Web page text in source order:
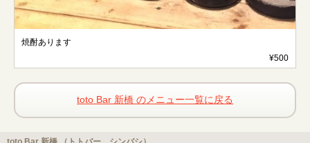
焼酎あります
¥500
toto Bar 新橋 のメニュー一覧に戻る